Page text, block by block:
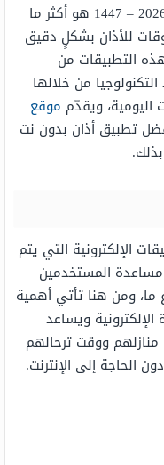
لعام 2026 – 1447 هو أكثر ما
للأذان بشكلٍ دقيق
التطبيقات من
من خلالها
ويقدّم موقع
تطبيق أذان بدون نت
الإلكترونية التي يتم
المستخدمين
ومن هنا تأتي أهمية
ويساعد
ووقت ترحالهم
الحاجة إلى الإنترنت.